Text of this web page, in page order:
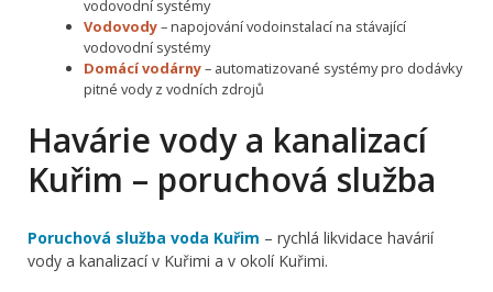
vodovodní systémy
Vodovody– napojování vodoinstalací na stávající
vodovodní systémy
Domácí vodárny– automatizované systémy pro dodávky
pitné vody z vodních zdrojů
Havárie vody a kanalizací
Kuřim – poruchová služba
Poruchová služba voda Kuřim – rychlá likvidace havárií
vody a kanalizací v Kuřimi a v okolí Kuřimi.